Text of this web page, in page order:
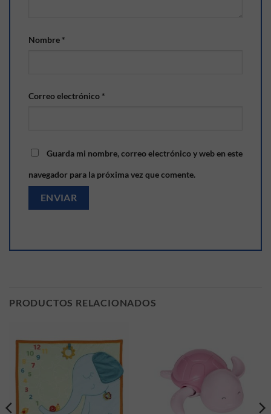
Nombre *
Correo electrónico *
Guarda mi nombre, correo electrónico y web en este
navegador para la próxima vez que comente.
PRODUCTOS RELACIONADOS